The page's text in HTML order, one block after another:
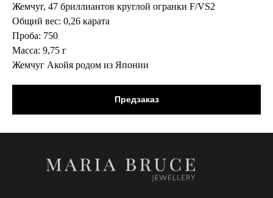
Жемчуг, 47 бриллиантов круглой огранки F/VS2
Общий вес: 0,26 карата
Проба: 750
Масса: 9,75 г
Жемчуг Акойя родом из Японии
Предзаказ